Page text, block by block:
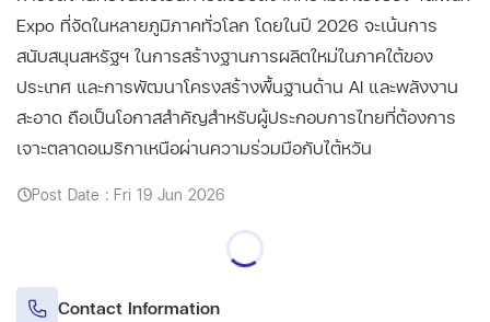
Expo ที่จัดในหลายภูมิภาคทั่วโลก โดยในปี 2026 จะเน้นการ
สนับสนุนสหรัฐฯ ในการสร้างฐานการผลิตใหม่ในภาคใต้ของ
ประเทศ และการพัฒนาโครงสร้างพื้นฐานด้าน AI และพลังงาน
สะอาด ถือเป็นโอกาสสำคัญสำหรับผู้ประกอบการไทยที่ต้องการ
เจาะตลาดอเมริกาเหนือผ่านความร่วมมือกับไต้หวัน
Post Date : Fri 19 Jun 2026
Contact Information